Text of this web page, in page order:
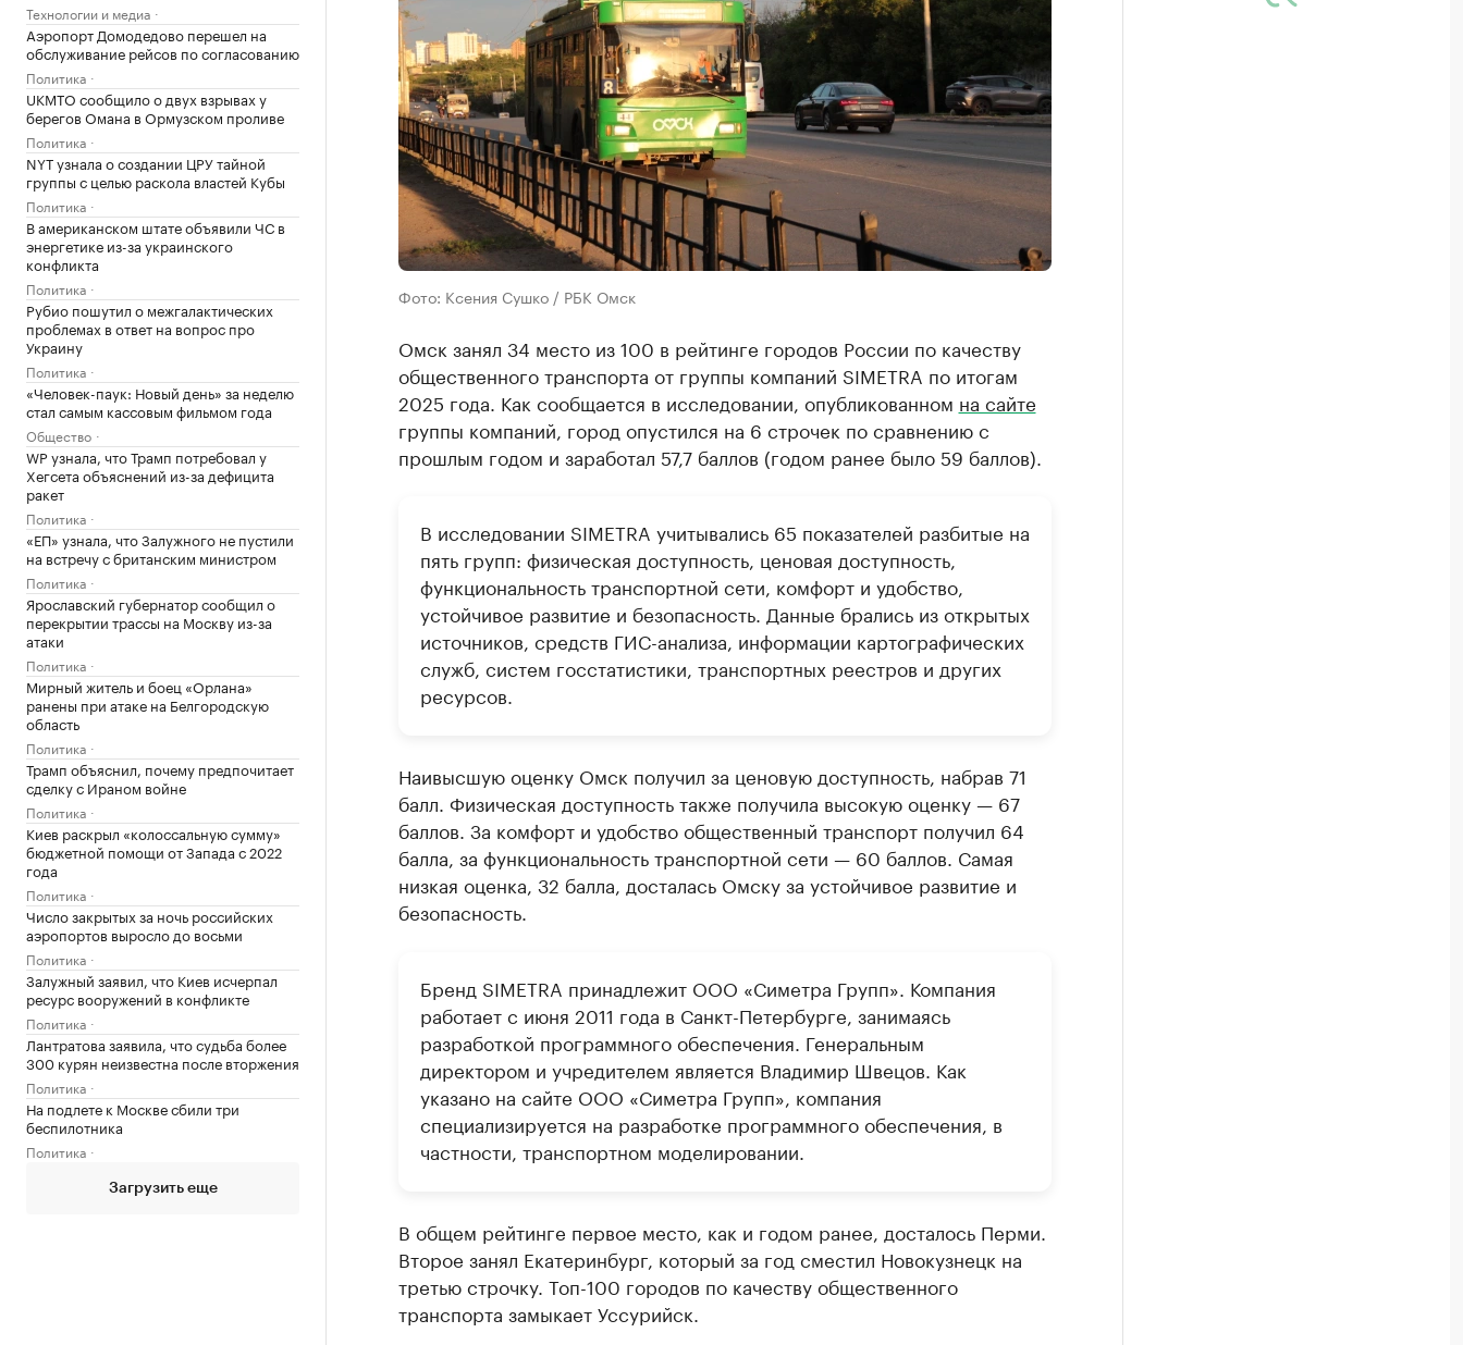
Технологии и медиа
Аэропорт Домодедово перешел на
обслуживание рейсов по согласованию
Политика
UKMTO сообщило о двух взрывах у
берегов Омана в Ормузском проливе
Политика
NYT узнала о создании ЦРУ тайной
группы с целью раскола властей Кубы
Политика
В американском штате объявили ЧС в
энергетике из-за украинского
конфликта
Политика
Рубио пошутил о межгалактических
проблемах в ответ на вопрос про
Украину
Политика
«Человек-паук: Новый день» за неделю
стал самым кассовым фильмом года
Общество
WP узнала, что Трамп потребовал у
Хегсета объяснений из-за дефицита
ракет
Политика
«ЕП» узнала, что Залужного не пустили
на встречу с британским министром
Политика
Ярославский губернатор сообщил о
перекрытии трассы на Москву из-за
атаки
Политика
Мирный житель и боец «Орлана»
ранены при атаке на Белгородскую
область
Политика
Трамп объяснил, почему предпочитает
сделку с Ираном войне
Политика
Киев раскрыл «колоссальную сумму»
бюджетной помощи от Запада с 2022
года
Политика
Число закрытых за ночь российских
аэропортов выросло до восьми
Политика
Залужный заявил, что Киев исчерпал
ресурс вооружений в конфликте
Политика
Лантратова заявила, что судьба более
300 курян неизвестна после вторжения
Политика
На подлете к Москве сбили три
беспилотника
Политика
Загрузить еще
Фото: Ксения Сушко / РБК Омск
Омск занял 34 место из 100 в рейтинге городов России по качеству
общественного транспорта от группы компаний SIMETRA по итогам
2025 года. Как сообщается в исследовании, опубликованном на сайте
группы компаний, город опустился на 6 строчек по сравнению с
прошлым годом и заработал 57,7 баллов (годом ранее было 59 баллов).
В исследовании SIMETRA учитывались 65 показателей разбитые на
пять групп: физическая доступность, ценовая доступность,
функциональность транспортной сети, комфорт и удобство,
устойчивое развитие и безопасность. Данные брались из открытых
источников, средств ГИС-анализа, информации картографических
служб, систем госстатистики, транспортных реестров и других
ресурсов.
Наивысшую оценку Омск получил за ценовую доступность, набрав 71
балл. Физическая доступность также получила высокую оценку — 67
баллов. За комфорт и удобство общественный транспорт получил 64
балла, за функциональность транспортной сети — 60 баллов. Самая
низкая оценка, 32 балла, досталась Омску за устойчивое развитие и
безопасность.
Бренд SIMETRA принадлежит ООО «Симетра Групп». Компания
работает с июня 2011 года в Санкт-Петербурге, занимаясь
разработкой программного обеспечения. Генеральным
директором и учредителем является Владимир Швецов. Как
указано на сайте ООО «Симетра Групп», компания
специализируется на разработке программного обеспечения, в
частности, транспортном моделировании.
В общем рейтинге первое место, как и годом ранее, досталось Перми.
Второе занял Екатеринбург, который за год сместил Новокузнецк на
третью строчку. Топ-100 городов по качеству общественного
транспорта замыкает Уссурийск.